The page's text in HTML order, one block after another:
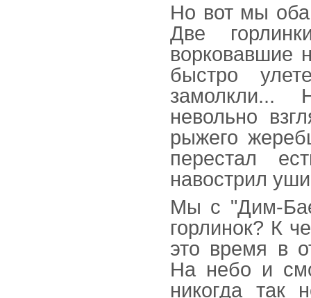
Но вот мы оба
Две
ворковавшие
быстро
замолкли...
невольно
рыжего
перестал
навострил
Мы с "Дим-
горлинок? К
это время в
На небо и
никогда так